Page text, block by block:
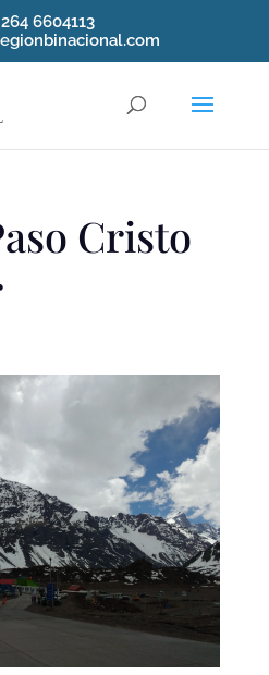
6604113
Cristo